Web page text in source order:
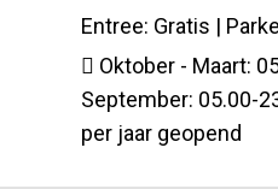
Entree: Gratis |
Oktober - Maart:
September: 05.00-
per jaar geopend